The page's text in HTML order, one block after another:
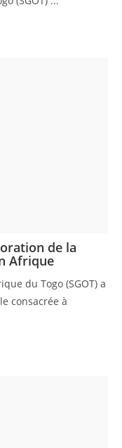
de la
Afrique
du Togo (SGOT) a
consacrée à